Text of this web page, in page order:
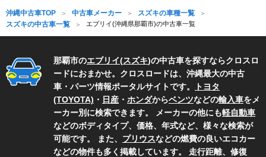
沖縄中古車TOP 中古車メーカー
スズキの車種一覧
スズキの中古車一覧
エブリイ(沖縄県那覇市)の中古車一覧
那覇市のエブリイ(スズキ)の中古車を探すならクロスロ
ードにおまかせ。クロスロードは、沖縄最大の中古
車・パーツ情報ポータルサイトです。
トヨタ
(TOYOTA) ・ 日産 ・ ホンダからベンツなどの輸入車をメ
ーカー別に検索できます。 メーカーの他にも軽自動車
などのボディタイプ、価格、年式など、様々な検索が
可能です。 また、 プリウスなどの燃費の良いエコカー
などの物件も多く掲載しています。 走行距離、修復